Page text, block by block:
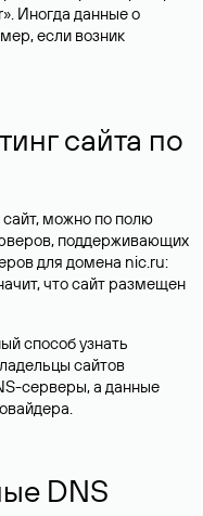
Иногда данные о
если возник
сайта по
можно по полю
поддерживающих
для домена nic.ru:
что сайт размещен
способ узнать
сайтов
серверы, а данные
DNS